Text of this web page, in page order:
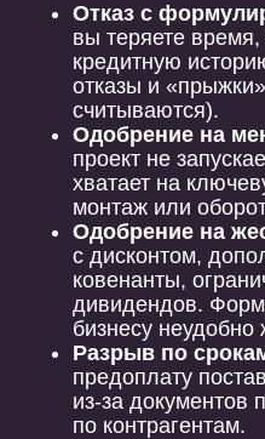
Отказ с
вы теряете
кредитную
отказы и
считываются).
Одобрение на
проект не
хватает на
монтаж или
Одобрение на
с дисконтом,
ковенанты,
дивидендов.
бизнесу неудобно
Разрыв по
предоплату
из-за документов
по контрагентам.